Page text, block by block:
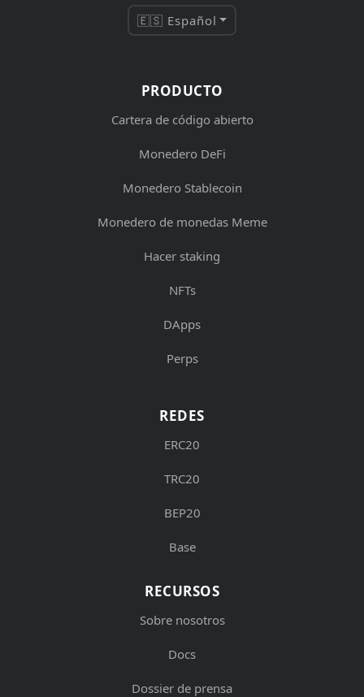
🇪🇸 Español
PRODUCTO
Cartera de código abierto
Monedero DeFi
Monedero Stablecoin
Monedero de monedas Meme
Hacer staking
NFTs
DApps
Perps
REDES
ERC20
TRC20
BEP20
Base
RECURSOS
Sobre nosotros
Docs
Dossier de prensa